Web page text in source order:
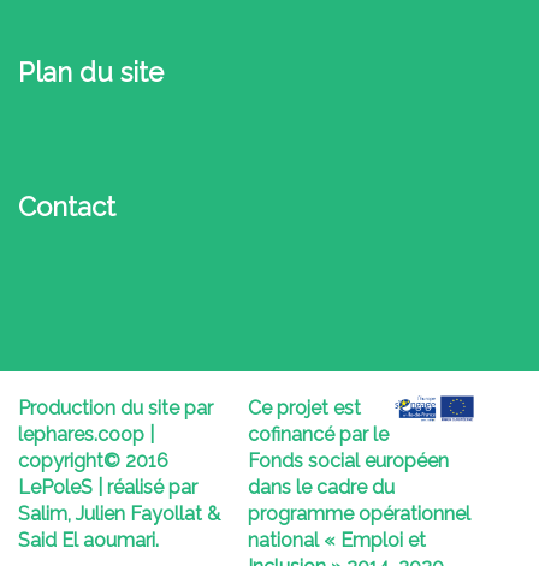
Plan du site
Contact
Production du site par
lephares.coop |
copyright© 2016
LePoleS | réalisé par
Salim, Julien Fayollat &
Said El aoumari.
Ce projet est
cofinancé par le
Fonds social européen
dans le cadre du
programme opérationnel
national « Emploi et